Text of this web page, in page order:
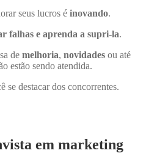
seus lucros é inovando.
falhas e aprenda a supri-la.
de melhoria, novidades ou até
estão sendo atendida.
se destacar dos concorrentes.
em marketing